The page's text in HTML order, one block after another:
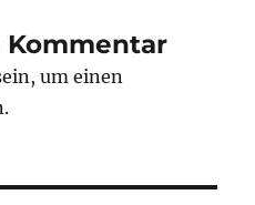
Kommentar
um einen